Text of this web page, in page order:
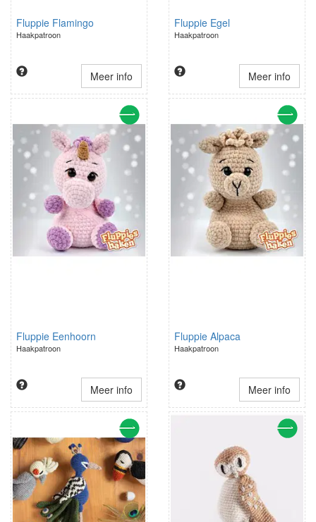
Fluppie Flamingo
Haakpatroon
Meer info
Fluppie Egel
Haakpatroon
Meer info
Fluppie Eenhoorn
Haakpatroon
Meer info
Fluppie Alpaca
Haakpatroon
Meer info